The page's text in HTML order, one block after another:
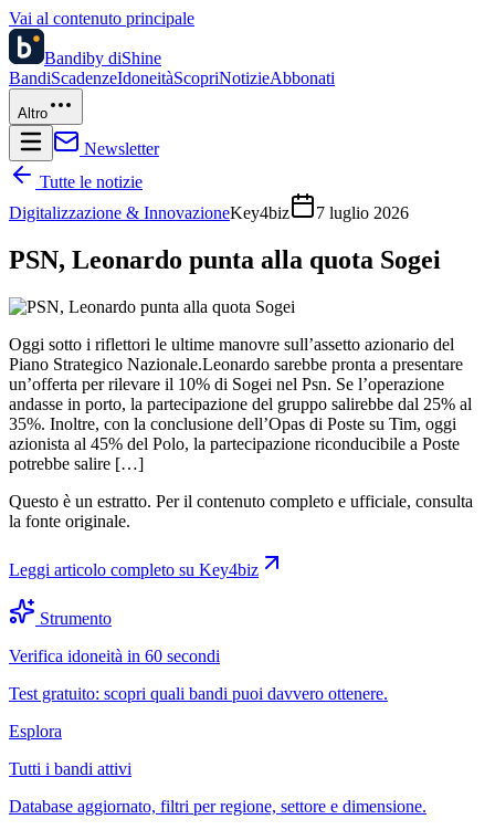
Vai al contenuto principale
Bandiby diShine
BandiScadenzeIdoneitàScopriNotizieAbbonati
Altro
Newsletter
Tutte le notizie
Digitalizzazione & InnovazioneKey4biz 7 luglio 2026
PSN, Leonardo punta alla quota Sogei
Oggi sotto i riflettori le ultime manovre sull’assetto azionario del
Piano Strategico Nazionale.Leonardo sarebbe pronta a presentare
un’offerta per rilevare il 10% di Sogei nel Psn. Se l’operazione
andasse in porto, la partecipazione del gruppo salirebbe dal 25% al
35%. Inoltre, con la conclusione dell’Opas di Poste su Tim, oggi
azionista al 45% del Polo, la partecipazione riconducibile a Poste
potrebbe salire […]
Questo è un estratto. Per il contenuto completo e ufficiale, consulta
la fonte originale.
Leggi articolo completo su Key4biz
Strumento
Verifica idoneità in 60 secondi
Test gratuito: scopri quali bandi puoi davvero ottenere.
Esplora
Tutti i bandi attivi
Database aggiornato, filtri per regione, settore e dimensione.